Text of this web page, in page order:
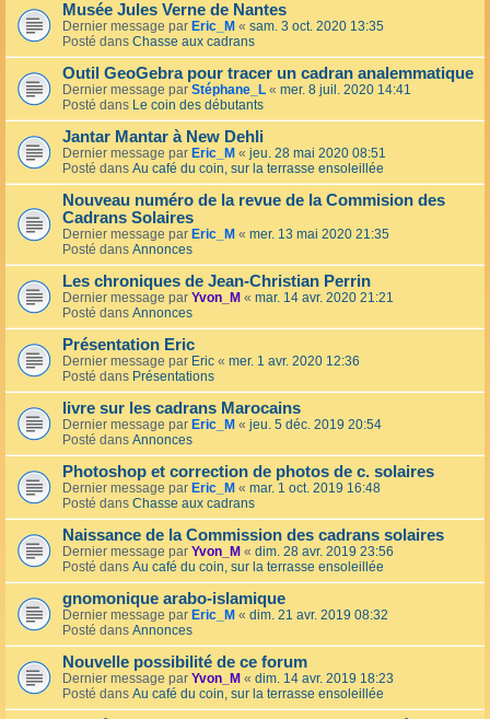
Musée Jules Verne de Nantes
Dernier message par Eric_M « sam. 3 oct. 2020 13:35
Posté dans Chasse aux cadrans
Outil GeoGebra pour tracer un cadran analemmatique
Dernier message par Stéphane_L « mer. 8 juil. 2020 14:41
Posté dans Le coin des débutants
Jantar Mantar à New Dehli
Dernier message par Eric_M « jeu. 28 mai 2020 08:51
Posté dans Au café du coin, sur la terrasse ensoleillée
Nouveau numéro de la revue de la Commision des
Cadrans Solaires
Dernier message par Eric_M « mer. 13 mai 2020 21:35
Posté dans Annonces
Les chroniques de Jean-Christian Perrin
Dernier message par Yvon_M « mar. 14 avr. 2020 21:21
Posté dans Annonces
Présentation Eric
Dernier message par Eric « mer. 1 avr. 2020 12:36
Posté dans Présentations
livre sur les cadrans Marocains
Dernier message par Eric_M « jeu. 5 déc. 2019 20:54
Posté dans Annonces
Photoshop et correction de photos de c. solaires
Dernier message par Eric_M « mar. 1 oct. 2019 16:48
Posté dans Chasse aux cadrans
Naissance de la Commission des cadrans solaires
Dernier message par Yvon_M « dim. 28 avr. 2019 23:56
Posté dans Au café du coin, sur la terrasse ensoleillée
gnomonique arabo-islamique
Dernier message par Eric_M « dim. 21 avr. 2019 08:32
Posté dans Annonces
Nouvelle possibilité de ce forum
Dernier message par Yvon_M « dim. 14 avr. 2019 18:23
Posté dans Au café du coin, sur la terrasse ensoleillée